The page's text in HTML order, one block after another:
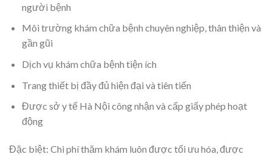
người bệnh
Môi trường khám chữa bệnh chuyên nghiệp, thân thiện và
gần gũi
Dịch vụ khám chữa bệnh tiện ích
Trang thiết bị đầy đủ hiện đại và tiên tiến
Được sở y tế Hà Nội công nhận và cấp giấy phép hoạt
động
Đặc biệt: Chi phí thăm khám luôn được tối ưu hóa, được